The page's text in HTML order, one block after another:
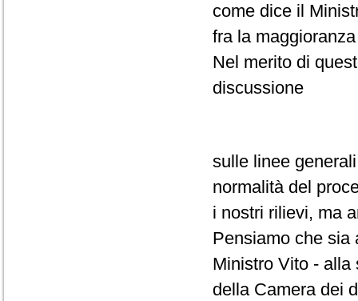
come dice il
fra la
Nel merito di
discussione
sulle linee
normalità del
i nostri rilievi, ma
Pensiamo che sia
Ministro Vito - alla
della Camera dei